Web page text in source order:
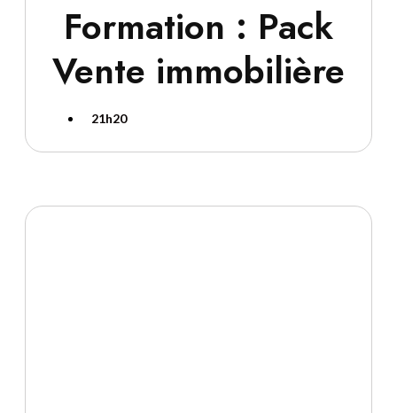
Formation : Pack
Vente immobilière
21h20